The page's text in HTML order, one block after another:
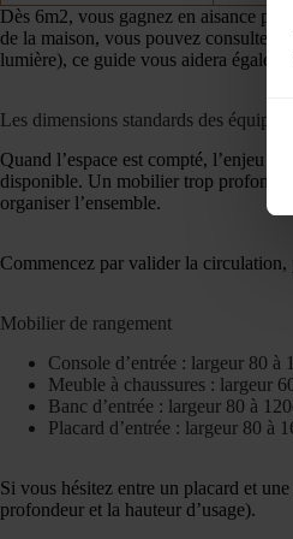
Dès 6m2, vous gagnez en aisance
de la maison, vous pouvez consulter
lumière), ce guide vous aidera
Les dimensions standards des
Quand l’espace est compté, l’enjeu
disponible. Un mobilier trop profond
organiser l’ensemble.
Commencez par valider la circulation,
Mobilier de rangement
Console d’entrée : largeur 80
Meuble à chaussures : largeur
Banc d’entrée : largeur 80 à
Placard d’entrée : largeur 80 à
Si vous hésitez entre un placard et
profondeur et la hauteur d’usage).